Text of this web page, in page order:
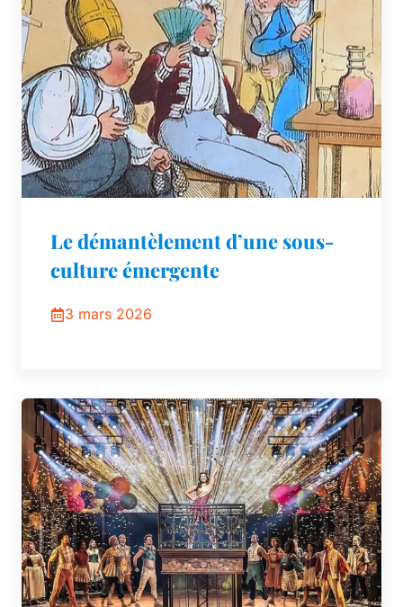
Le démantèlement d’une sous-
culture émergente
3 mars 2026